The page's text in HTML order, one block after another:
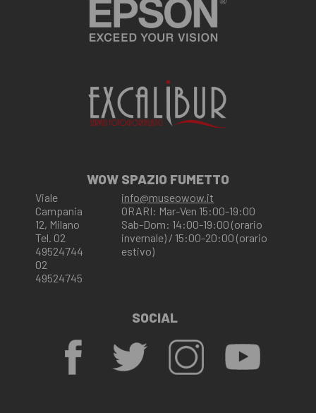
WOW SPAZIO FUMETTO
Viale
Campania
12, Milano
Tel. 02
49524744
02
49524745
info@museowow.it
ORARI: Mar-Ven 15:00-19:00
Sab-Dom: 14:00-19:00 (orario
invernale) / 15:00-20:00 (orario
estivo)
SOCIAL